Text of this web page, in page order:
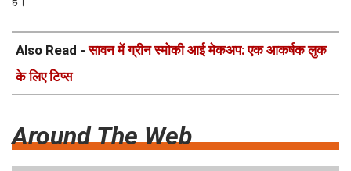
Also Read -सावन में ग्रीन स्मोकी आई मेकअप: एक आकर्षक लुक
के लिए टिप्स
Around The Web